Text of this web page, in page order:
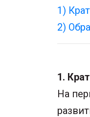
1)
2)
1.
На